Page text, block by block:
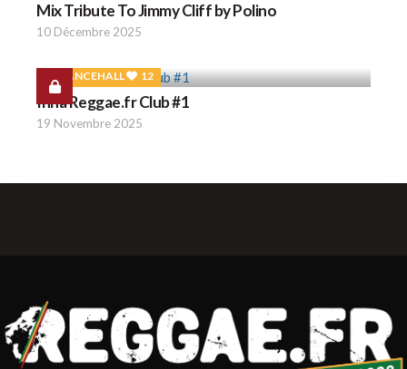
Mix Tribute To Jimmy Cliff by Polino
10 Décembre 2025
DANCEHALL 12
Inna Reggae.fr Club #1
19 Novembre 2025